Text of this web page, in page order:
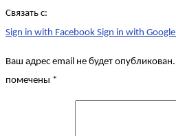
Связать с:
Sign in with Facebook Sign in with Google
Ваш адрес email не будет опубликован.
помечены *